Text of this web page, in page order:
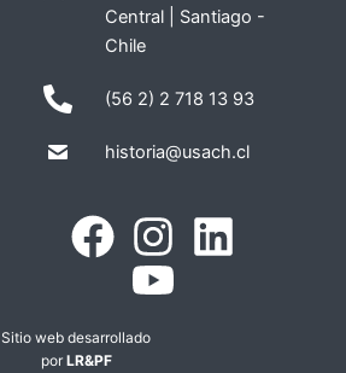
Central | Santiago -
Chile
(56 2) 2 718 13 93
historia@usach.cl
Sitio web desarrollado
por LR&PF